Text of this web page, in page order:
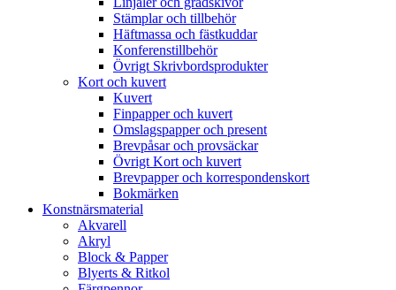
Stämplar och tillbehör
Häftmassa och fästkuddar
Konferenstillbehör
Övrigt Skrivbordsprodukter
Kort och kuvert
Kuvert
Finpapper och kuvert
Omslagspapper och present
Brevpåsar och provsäckar
Övrigt Kort och kuvert
Brevpapper och korrespondenskort
Bokmärken
Konstnärsmaterial
Akvarell
Akryl
Block & Papper
Blyerts & Ritkol